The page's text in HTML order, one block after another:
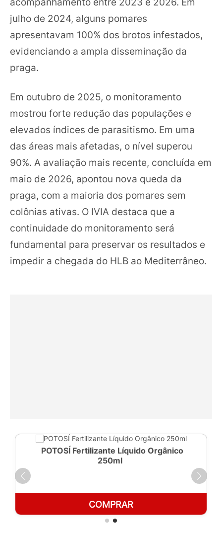
julho de 2024, alguns pomares
apresentavam 100% dos brotos infestados,
evidenciando a ampla disseminação da
praga.
Em outubro de 2025, o monitoramento
mostrou forte redução das populações e
elevados índices de parasitismo. Em uma
das áreas mais afetadas, o nível superou
90%. A avaliação mais recente, concluída em
maio de 2026, apontou nova queda da
praga, com a maioria dos pomares sem
colônias ativas. O IVIA destaca que a
continuidade do monitoramento será
fundamental para preservar os resultados e
impedir a chegada do HLB ao Mediterrâneo.
POTOSÍ Fertilizante Líquido Orgânico
250ml
COMPRAR